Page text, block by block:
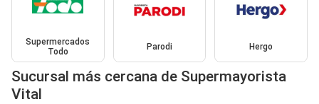
Supermercados
Todo
Parodi Hergo
Sucursal más cercana de Supermayorista
Vital